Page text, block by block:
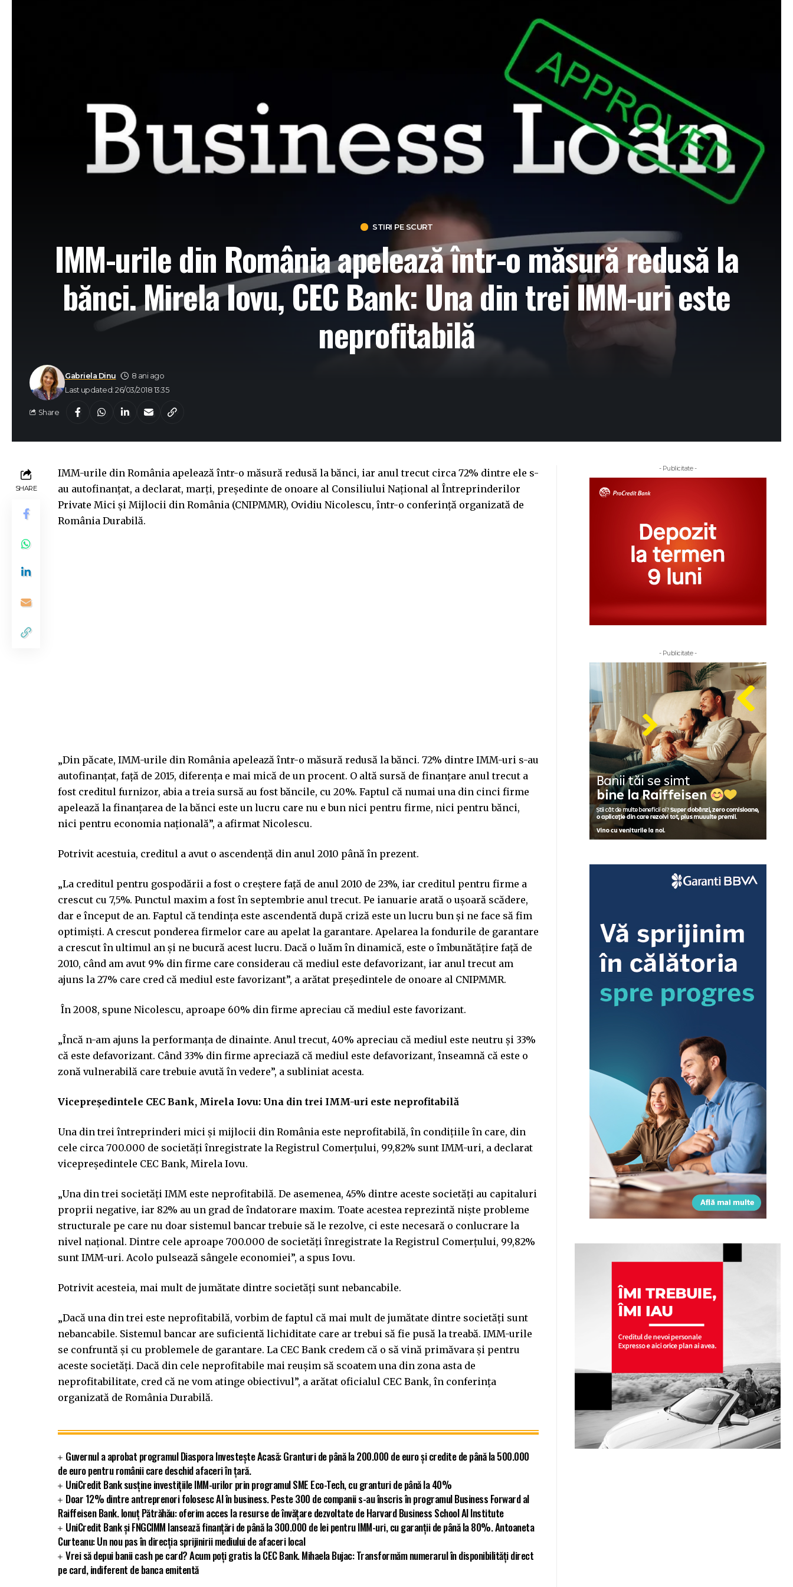
STIRI PE SCURT
IMM-urile din România apelează într-o măsură redusă la
bănci. Mirela Iovu, CEC Bank: Una din trei IMM-uri este
neprofitabilă
Last updated: 26/03/2018 13:35
Gabriela Dinu 8 ani ago
Share
SHARE
IMM-urile din România apelează într-o măsură redusă la bănci, iar anul trecut circa 72% dintre ele s-
au autofinanţat, a declarat, marţi, preşedinte de onoare al Consiliului Naţional al Întreprinderilor
Private Mici şi Mijlocii din România (CNIPMMR), Ovidiu Nicolescu, într-o conferinţă organizată de
România Durabilă.
„Din păcate, IMM-urile din România apelează într-o măsură redusă la bănci. 72% dintre IMM-uri s-au
autofinanţat, faţă de 2015, diferenţa e mai mică de un procent. O altă sursă de finanţare anul trecut a
fost creditul furnizor, abia a treia sursă au fost băncile, cu 20%. Faptul că numai una din cinci firme
apelează la finanţarea de la bănci este un lucru care nu e bun nici pentru firme, nici pentru bănci,
nici pentru economia naţională”, a afirmat Nicolescu.
Potrivit acestuia, creditul a avut o ascendenţă din anul 2010 până în prezent.
„La creditul pentru gospodării a fost o creştere faţă de anul 2010 de 23%, iar creditul pentru firme a
crescut cu 7,5%. Punctul maxim a fost în septembrie anul trecut. Pe ianuarie arată o uşoară scădere,
dar e început de an. Faptul că tendinţa este ascendentă după criză este un lucru bun şi ne face să fim
optimişti. A crescut ponderea firmelor care au apelat la garantare. Apelarea la fondurile de garantare
a crescut în ultimul an şi ne bucură acest lucru. Dacă o luăm în dinamică, este o îmbunătăţire faţă de
2010, când am avut 9% din firme care considerau că mediul este defavorizant, iar anul trecut am
ajuns la 27% care cred că mediul este favorizant”, a arătat preşedintele de onoare al CNIPMMR.
În 2008, spune Nicolescu, aproape 60% din firme apreciau că mediul este favorizant.
„Încă n-am ajuns la performanţa de dinainte. Anul trecut, 40% apreciau că mediul este neutru şi 33%
că este defavorizant. Când 33% din firme apreciază că mediul este defavorizant, înseamnă că este o
zonă vulnerabilă care trebuie avută în vedere”, a subliniat acesta.
Vicepreşedintele CEC Bank, Mirela Iovu: Una din trei IMM-uri este neprofitabilă
Una din trei întreprinderi mici şi mijlocii din România este neprofitabilă, în condiţiile în care, din
cele circa 700.000 de societăţi înregistrate la Registrul Comerţului, 99,82% sunt IMM-uri, a declarat
vicepreşedintele CEC Bank, Mirela Iovu.
„Una din trei societăţi IMM este neprofitabilă. De asemenea, 45% dintre aceste societăţi au capitaluri
proprii negative, iar 82% au un grad de îndatorare maxim. Toate acestea reprezintă nişte probleme
structurale pe care nu doar sistemul bancar trebuie să le rezolve, ci este necesară o conlucrare la
nivel naţional. Dintre cele aproape 700.000 de societăţi înregistrate la Registrul Comerţului, 99,82%
sunt IMM-uri. Acolo pulsează sângele economiei”, a spus Iovu.
Potrivit acesteia, mai mult de jumătate dintre societăţi sunt nebancabile.
„Dacă una din trei este neprofitabilă, vorbim de faptul că mai mult de jumătate dintre societăţi sunt
nebancabile. Sistemul bancar are suficientă lichiditate care ar trebui să fie pusă la treabă. IMM-urile
se confruntă şi cu problemele de garantare. La CEC Bank credem că o să vină primăvara şi pentru
aceste societăţi. Dacă din cele neprofitabile mai reuşim să scoatem una din zona asta de
neprofitabilitate, cred că ne vom atinge obiectivul”, a arătat oficialul CEC Bank, în conferinţa
organizată de România Durabilă.
Guvernul a aprobat programul Diaspora Investește Acasă: Granturi de până la 200.000 de euro și credite de până la 500.000
de euro pentru românii care deschid afaceri în țară.
UniCredit Bank susține investițiile IMM-urilor prin programul SME Eco-Tech, cu granturi de până la 40%
Doar 12% dintre antreprenori folosesc AI în business. Peste 300 de companii s-au înscris în programul Business Forward al
Raiffeisen Bank. Ionuț Pătrăhău: oferim acces la resurse de învățare dezvoltate de Harvard Business School AI Institute
UniCredit Bank și FNGCIMM lansează finanțări de până la 300.000 de lei pentru IMM-uri, cu garanții de până la 80%. Antoaneta
Curteanu: Un nou pas în direcția sprijinirii mediului de afaceri local
Vrei să depui banii cash pe card? Acum poți gratis la CEC Bank. Mihaela Bujac: Transformăm numerarul în disponibilități direct
pe card, indiferent de banca emitentă
- Publicitate -
- Publicitate -